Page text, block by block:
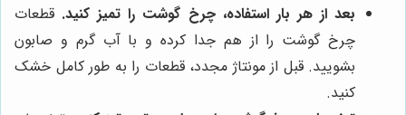
بعد از هر بار استفاده، چرخ گوشت را تمیز کنید. قطعات
چرخ گوشت را از هم جدا کرده و با آب گرم و صابون
بشویید. قبل از مونتاژ مجدد، قطعات را به طور کامل خشک
کنید.